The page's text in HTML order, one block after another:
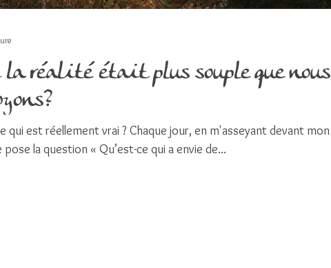
réalité était plus souple que nous
qui est réellement vrai ? Chaque jour, en m'asseyant devant mon
je pose la question « Qu’est-ce qui a envie de...